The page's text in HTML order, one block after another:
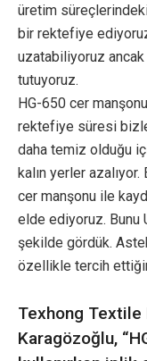
üretim
bir rektefiye
uzatabiliyoruz
tutuyoruz.
HG-650 cer
rektefiye süresi
daha temiz olduğu
kalın yerler
cer manşonu ile
elde ediyoruz. Bunu
şekilde gördük.
özellikle tercih
Texhong Textile
Karagözoğlu,